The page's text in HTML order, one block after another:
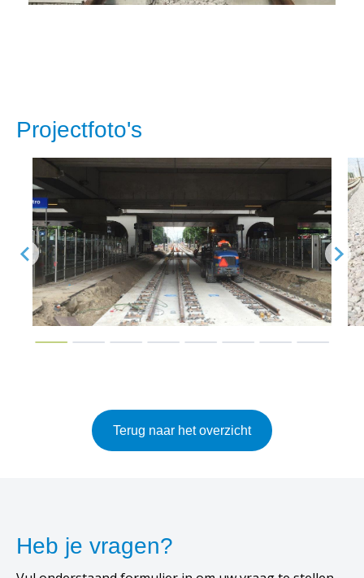
Projectfoto's
Terug naar het overzicht
Heb je vragen?